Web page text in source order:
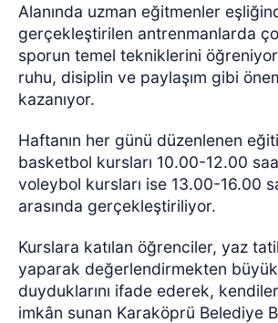
Alanında uzman eğitmenler
gerçekleştirilen antrenmanlarda
sporun temel tekniklerini
ruhu, disiplin ve paylaşım gibi
kazanıyor.
Haftanın her günü düzenlenen
basketbol kursları 10.00-12.00
voleybol kursları ise 13.00-16.00
arasında gerçekleştiriliyor.
Kurslara katılan öğrenciler, yaz
yaparak değerlendirmekten
duyduklarını ifade ederek,
imkân sunan Karaköprü Belediye